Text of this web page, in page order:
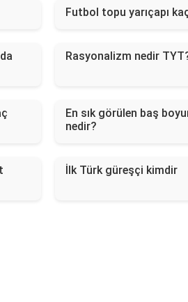
Futbol topu yarıçapı
Rasyonalizm nedir
En sık görülen baş
nedir?
İlk Türk güreşçi kimdir